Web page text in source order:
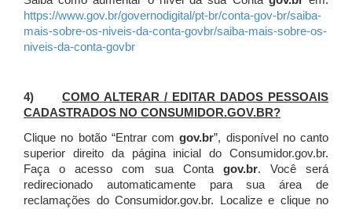
https://www.gov.br/governodigital/pt-br/conta-gov-br/saiba-
mais-sobre-os-niveis-da-conta-govbr/saiba-mais-sobre-os-
niveis-da-conta-govbr
4) COMO ALTERAR / EDITAR DADOS PESSOAIS
CADASTRADOS NO CONSUMIDOR.GOV.BR?
Clique no botão “Entrar comgov.br”, disponível no canto
superior direito da página inicial do Consumidor.gov.br.
Faça o acesso com sua Conta gov.br. Você será
redirecionado automaticamente para sua área de
reclamações do Consumidor.gov.br.
Localize e clique no